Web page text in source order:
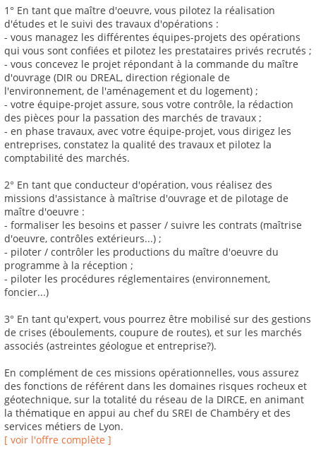
1° En tant que maître d'oeuvre, vous pilotez la réalisation
d'études et le suivi des travaux d'opérations :
- vous managez les différentes équipes-projets des opérations
qui vous sont confiées et pilotez les prestataires privés recrutés ;
- vous concevez le projet répondant à la commande du maître
d'ouvrage (DIR ou DREAL, direction régionale de
l'environnement, de l'aménagement et du logement) ;
- votre équipe-projet assure, sous votre contrôle, la rédaction
des pièces pour la passation des marchés de travaux ;
- en phase travaux, avec votre équipe-projet, vous dirigez les
entreprises, constatez la qualité des travaux et pilotez la
comptabilité des marchés.
2° En tant que conducteur d'opération, vous réalisez des
missions d'assistance à maîtrise d'ouvrage et de pilotage de
maître d'oeuvre :
- formaliser les besoins et passer / suivre les contrats (maîtrise
d'oeuvre, contrôles extérieurs...) ;
- piloter / contrôler les productions du maître d'oeuvre du
programme à la réception ;
- piloter les procédures réglementaires (environnement,
foncier...)
3° En tant qu'expert, vous pourrez être mobilisé sur des gestions
de crises (éboulements, coupure de routes), et sur les marchés
associés (astreintes géologue et entreprise?).
En complément de ces missions opérationnelles, vous assurez
des fonctions de référent dans les domaines risques rocheux et
géotechnique, sur la totalité du réseau de la DIRCE, en animant
la thématique en appui au chef du SREI de Chambéry et des
services métiers de Lyon.
[ voir l'offre complète ]